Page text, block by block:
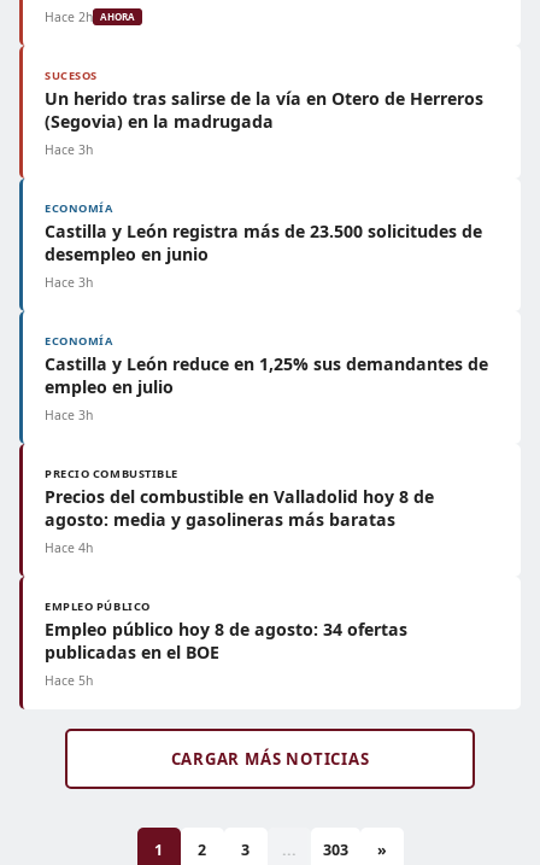
Hace 2h AHORA
SUCESOS
Un herido tras salirse de la vía en Otero de Herreros
(Segovia) en la madrugada
Hace 3h
ECONOMÍA
Castilla y León registra más de 23.500 solicitudes de
desempleo en junio
Hace 3h
ECONOMÍA
Castilla y León reduce en 1,25% sus demandantes de
empleo en julio
Hace 3h
PRECIO COMBUSTIBLE
Precios del combustible en Valladolid hoy 8 de
agosto: media y gasolineras más baratas
Hace 4h
EMPLEO PÚBLICO
Empleo público hoy 8 de agosto: 34 ofertas
publicadas en el BOE
Hace 5h
CARGAR MÁS NOTICIAS
1 2 3 ... 303 »